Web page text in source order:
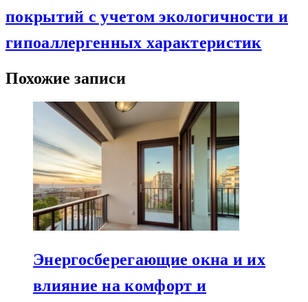
покрытий с учетом экологичности и
гипоаллергенных характеристик
Похожие записи
Энергосберегающие окна и их
влияние на комфорт и